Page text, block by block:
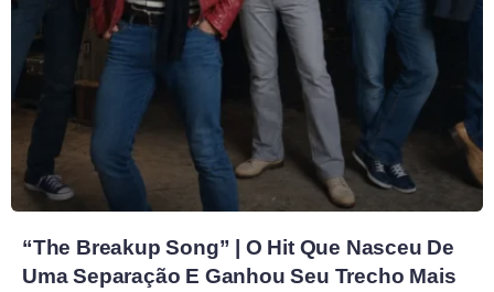
“The Breakup Song” | O Hit Que Nasceu De
Uma Separação E Ganhou Seu Trecho Mais